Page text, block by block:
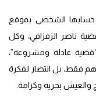
الشخصي بموقع
الجمعة 29 ماي 2026، إن قضية ناصر الزفزافي، وكل
“قضية عادلة ومشروعة”،
فقط، بل انتصار لفكرة
والعيش بحرية وكرامة.